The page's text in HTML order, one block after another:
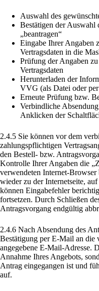
Auswahl des
Bestätigen der
„beantragen“
Eingabe Ihrer Angaben
Vertragsdaten in die
Prüfung der Angaben
Vertragsdaten
Herunterladen der
VVG (als Datei oder
Erneute Prüfung bzw.
Verbindliche
Anklicken der
2.4.5 Sie können vor dem
zahlungspflichtigen
den Bestell- bzw.
Kontrolle Ihrer Angaben die
verwendeten Internet-Browser
wieder zu der Internetseite,
können Eingabefehler
fortsetzen. Durch Schließen
Antragsvorgang endgültig
2.4.6 Nach Absendung des
Bestätigung per E-Mail an die
angegebene E-Mail-Adresse.
Annahme Ihres Angebots,
Antrag eingegangen ist und
auf.